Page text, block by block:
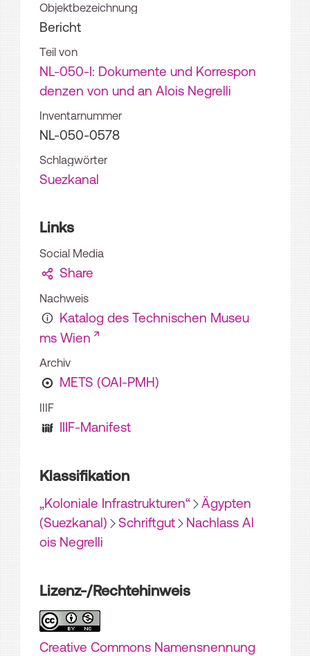
Objektbezeichnung
Bericht
Teil von
NL-050-I: Dokumente und Korrespon
denzen von und an Alois Negrelli
Inventarnummer
NL-050-0578
Schlagwörter
Suezkanal
Links
Social Media
Share
Nachweis
Katalog des Technischen Museu
ms Wien
Archiv
METS (OAI-PMH)
IIIF
IIIF-Manifest
Klassifikation
„Koloniale Infrastrukturen“
Ägypten
(Suezkanal)
Schriftgut
Nachlass Al
ois Negrelli
Lizenz-/Rechtehinweis
Creative Commons Namensnennung